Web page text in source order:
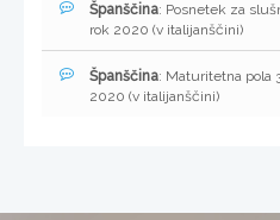
Španščina: Posnetek za
rok 2020 (v italijanščini)
Španščina: Maturitetna pola
2020 (v italijanščini)